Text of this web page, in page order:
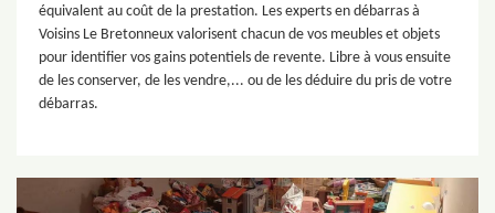
équivalent au coût de la prestation. Les experts en débarras à
Voisins Le Bretonneux valorisent chacun de vos meubles et objets
pour identifier vos gains potentiels de revente. Libre à vous ensuite
de les conserver, de les vendre,... ou de les déduire du pris de votre
débarras.